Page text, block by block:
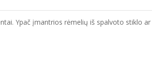
Ypač įmantrios rėmelių iš spalvoto stiklo